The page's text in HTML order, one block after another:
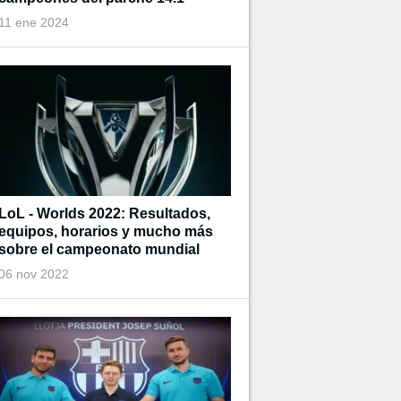
ene 2024
- Worlds 2022: Resultados,
horarios y mucho más
el campeonato mundial
nov 2022